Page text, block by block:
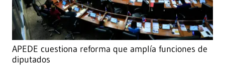
APEDE cuestiona reforma que amplía funciones de
diputados